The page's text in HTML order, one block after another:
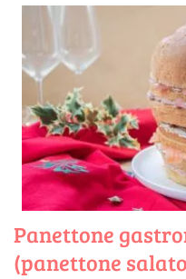
Panettone
(panettone